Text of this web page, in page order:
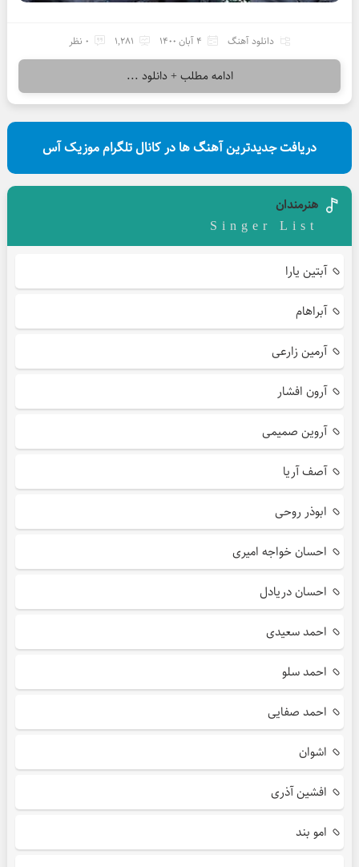
دانلود آهنگ 4 آبان 1400 1,281 0 نظر
ادامه مطلب + دانلود ...
دریافت جدیدترین آهنگ ها در کانال تلگرام موزیک آس
هنرمندان
Singer List
آبتین یارا
آبراهام
آرمین زارعی
آرون افشار
آروین صمیمی
آصف آریا
ابوذر روحی
احسان خواجه امیری
احسان دریادل
احمد سعیدی
احمد سلو
احمد صفایی
اشوان
افشین آذری
امو بند